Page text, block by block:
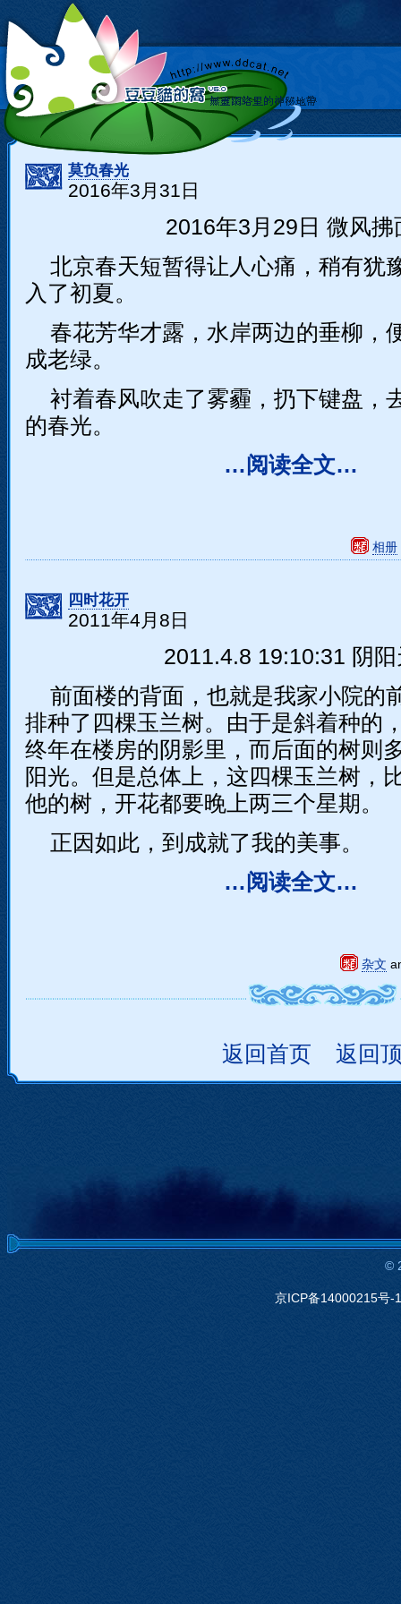
莫负春光
2016年3月31日
2016年3月29日 微风拂
北京春天短暂得让人心痛，稍有犹
入了初夏。
春花芳华才露，水岸两边的垂柳，
成老绿。
衬着春风吹走了雾霾，扔下键盘，
的春光。
…阅读全文…
相册
四时花开
2011年4月8日
2011.4.8 19:10:31 阴阳
前面楼的背面，也就是我家小院的
排种了四棵玉兰树。由于是斜着种的
终年在楼房的阴影里，而后面的树则
阳光。但是总体上，这四棵玉兰树，
他的树，开花都要晚上两三个星期。
正因如此，到成就了我的美事。
…阅读全文…
杂文
返回首页 返回
©
京ICP备14000215号-1